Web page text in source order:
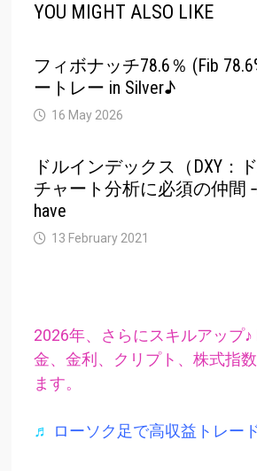
YOU MIGHT ALSO LIKE
フィボナッチ78.6％ (Fib
ートレー in Silver♪
16 May 2026
ドルインデックス（DXY：
チャート分析に必須の仲間
have
13 February 2021
2026年、さらにスキルアップ♪
金、金利、クリプト、株式指
ます。
♬ ローソク足で高収益トレー